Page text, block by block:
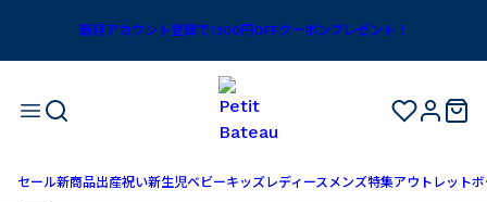
新規アカウント登録で1,100円OFFクーポンプレゼント！
セール新商品出産祝い新生児ベビーキッズ レディースメンズ特集アウトレットボ